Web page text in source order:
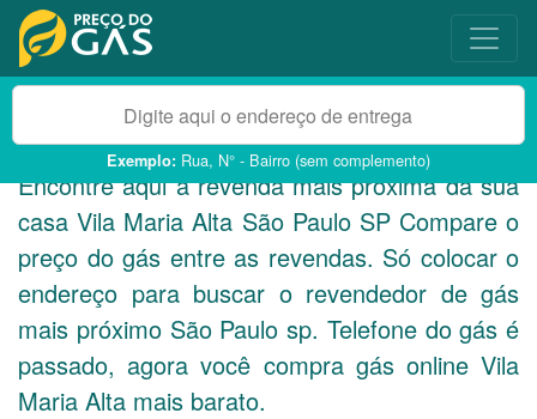
Exemplo: Rua, N° - Bairro (sem complemento)
Encontre aqui a revenda mais próxima da sua
casa Vila Maria Alta São Paulo SPCompare o
preço do gás entre as revendas. Só colocar o
endereço para buscar o revendedor de gás
mais próximo São Paulo sp. Telefone do gás é
passado, agora você compra gás online Vila
Maria Alta mais barato.